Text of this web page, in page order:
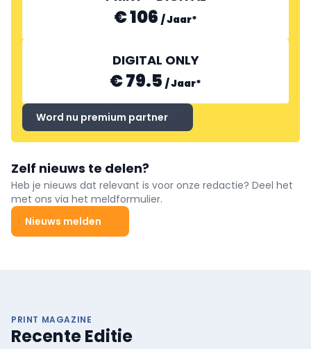
€ 106 /Jaar*
DIGITAL ONLY
€ 79.5 /Jaar*
Word nu premium partner
Zelf nieuws te delen?
Heb je nieuws dat relevant is voor onze redactie? Deel het
met ons via het meldformulier.
Nieuws melden
PRINT MAGAZINE
Recente Editie